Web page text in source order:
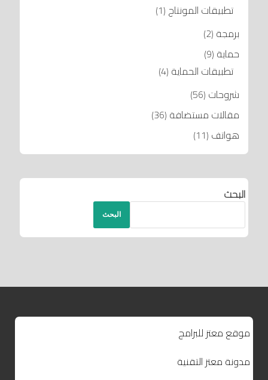
تطبيقات المونتاج (1)
برمجة (2)
حماية (9)
تطبيقات الحماية (4)
شروحات (56)
مقالات مستضافة (36)
هواتف (11)
البحث
البحث
موقع معتز للبرامج
مدونة معتز التقنية